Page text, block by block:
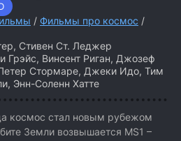
/ Фильмы про космос /
Стивен Ст. Леджер
Грэйс, Винсент Риган, Джозеф
Стормаре, Джеки Идо, Тим
Энн-Соленн Хатте
космос стал новым рубежом
Земли возвышается MS1 –